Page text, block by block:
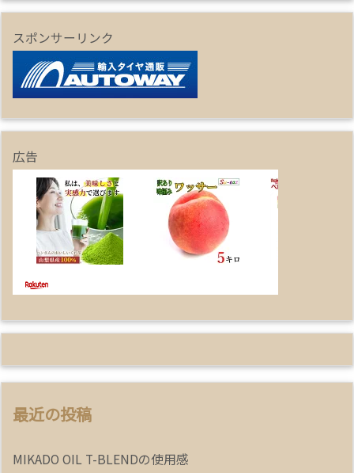
スポンサーリンク
広告
最近の投稿
MIKADO OIL T-BLENDの使用感